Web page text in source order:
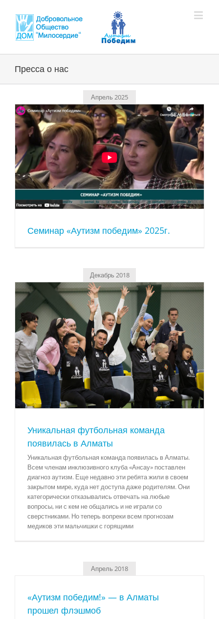
Пресса о нас
Апрель 2025
Семинар «Аутизм победим» 2025г.
Декабрь 2018
Уникальная футбольная команда
появилась в Алматы
Уникальная футбольная команда появилась в Алматы.
Всем членам инклюзивного клуба «Ансау» поставлен
диагноз аутизм. Еще недавно эти ребята жили в своем
закрытом мире, куда нет доступа даже родителям. Они
категорически отказывались отвечать на любые
вопросы, ни с кем не общались и не играли со
сверстниками. Но теперь вопреки всем прогнозам
медиков эти мальчишки с горящими
Апрель 2018
«Аутизм победим!» — в Алматы
прошел флэшмоб